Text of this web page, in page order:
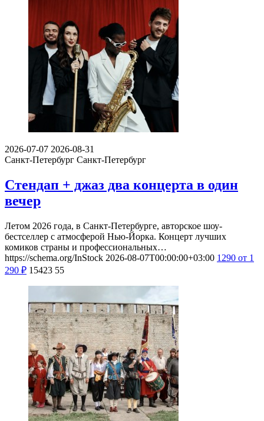
2026-07-07 2026-08-31
Санкт-Петербург Санкт-Петербург
Стендап + джаз два концерта в один
вечер
Летом 2026 года, в Санкт-Петербурге, авторское шоу-
бестселлер с атмосферой Нью-Йорка. Концерт лучших
комиков страны и профессиональных…
https://schema.org/InStock 2026-08-07T00:00:00+03:00 1290 от 1
290 ₽ 15423 55